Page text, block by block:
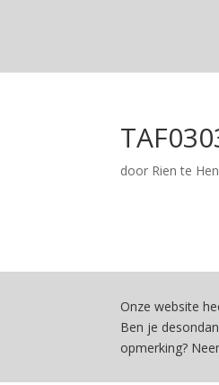
door Rien te
Onze website
Ben je
opmerking?